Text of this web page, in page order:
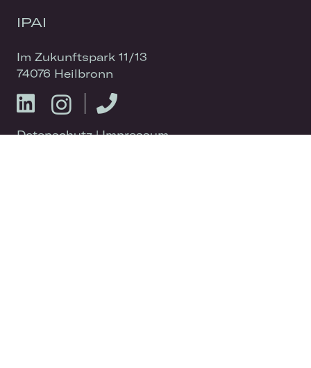
IPAI
Im Zukunftspark 11/13
74076 Heilbronn
Datenschutz|Impressum